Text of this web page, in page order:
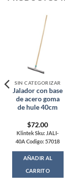
SIN CATEGORIZAR
Jalador con base
de acero goma
de hule 40cm
$72.00
Klintek Sku: JALI-
40A Codigo: 57018
AÑADIR AL
CARRITO